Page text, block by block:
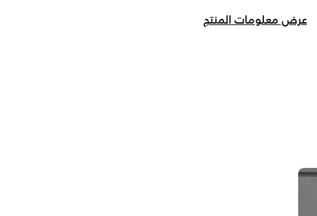
عرض معلومات المنتج